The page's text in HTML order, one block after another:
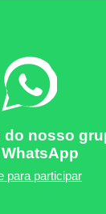
do nosso
para participar